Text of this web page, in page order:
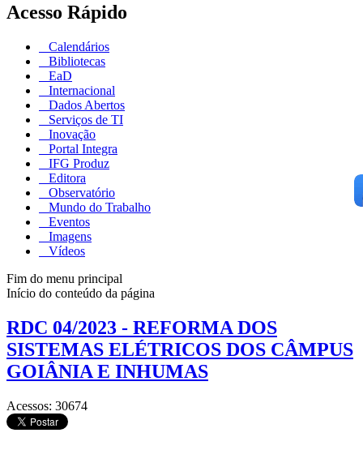
Acesso Rápido
Calendários
Bibliotecas
EaD
Internacional
Dados Abertos
Serviços de TI
Inovação
Portal Integra
IFG Produz
Editora
Observatório
Mundo do Trabalho
Eventos
Imagens
Vídeos
Fim do menu principal
Início do conteúdo da página
RDC 04/2023 - REFORMA DOS
SISTEMAS ELÉTRICOS DOS CÂMPUS
GOIÂNIA E INHUMAS
Acessos: 30674